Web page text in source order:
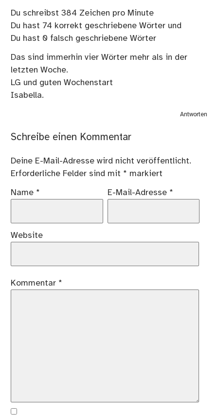
Du schreibst 384 Zeichen pro Minute
Du hast 74 korrekt geschriebene Wörter und
Du hast 0 falsch geschriebene Wörter
Das sind immerhin vier Wörter mehr als in der
letzten Woche.
LG und guten Wochenstart
Isabella.
Antworten
Schreibe einen Kommentar
Deine E-Mail-Adresse wird nicht veröffentlicht.
Erforderliche Felder sind mit * markiert
Name * E-Mail-Adresse *
Website
Kommentar *